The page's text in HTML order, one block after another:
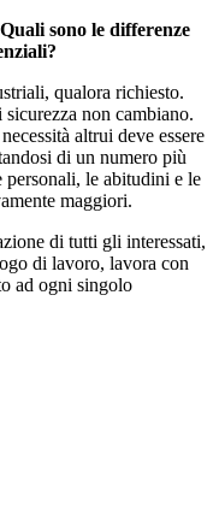
sono le differenze
qualora richiesto.
non cambiano.
altrui deve essere
di un numero più
personali, le abitudini e le
maggiori.
di tutti gli interessati,
di lavoro, lavora con
ad ogni singolo